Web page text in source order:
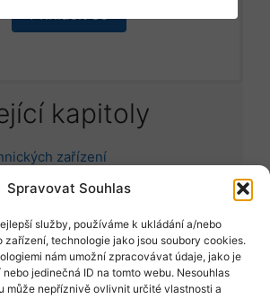
Spravovat Souhlas
služby, používáme k ukládání a/nebo
zařízení, technologie jako jsou soubory cookies.
nám umožní zpracovávat údaje, jako je
jedinečná ID na tomto webu. Nesouhlas
může nepříznivě ovlivnit určité vlastnosti a
kapitoly
zařízení
Položit dotaz
Vyžádat vzor